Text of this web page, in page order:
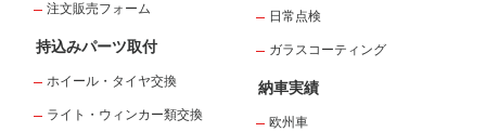
注文販売フォーム
持込みパーツ取付
ホイール・タイヤ交換
ライト・ウィンカー類交換
日常点検
ガラスコーティング
納車実績
欧州車